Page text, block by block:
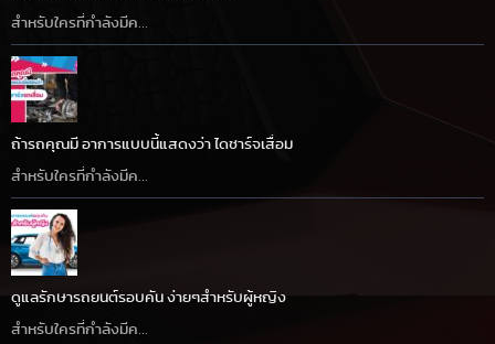
สำหรับใครที่กำลังมีค...
ถ้ารถคุณมี อาการแบบนี้แสดงว่า ไดชาร์จเสื่อม
สำหรับใครที่กำลังมีค...
ดูแลรักษารถยนต์รอบคัน ง่ายๆสำหรับผู้หญิง
สำหรับใครที่กำลังมีค...